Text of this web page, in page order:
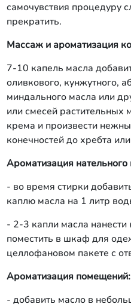
самочувствия процедуру
прекратить.
Массаж и ароматизация
7-10 капель масла
оливкового, кунжутного,
миндального масла или
или смесей растительных
крема и произвести
конечностей до хребта
Ароматизация нательного
- во время стирки
каплю масла на 1 литр
- 2-3 капли масла
поместить в шкаф для
целлофановом пакете с
Ароматизация помещений:
- добавить масло в